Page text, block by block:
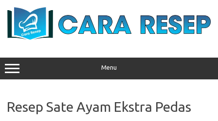
Menu
Resep Sate Ayam Ekstra Pedas